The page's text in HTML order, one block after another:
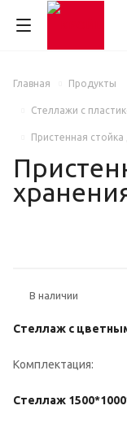
Главная Продукты
Стеллажи с
Пристенная
В наличии
Стеллаж с
Комплектация:
Стеллаж